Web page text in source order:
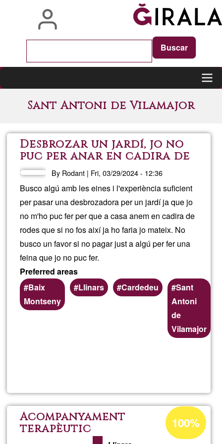
Main
navigation
Sant Antoni de Vilamajor
Desbrozar un jardí, jo no
puc per anar en cadira de
rodes
By Rodant | Fri, 03/29/2024 - 12:36
Busco algú amb les eines i l'experiència suficient
per pasar una desbrozadora per un jardí ja que jo
no m'ho puc fer per que a casa anem en cadira de
rodes que si no fos així ja ho faria jo mateix. No
busco un favor si no pagar just a algú per fer una
feina que jo no puc fer.
Preferred areas
Baix
Montseny
Llinars Cardedeu
Sant
Antoni
de
Vilamajor
un
jardí,
Acompanyament
terapèutic
Acceptance
percentage
100%